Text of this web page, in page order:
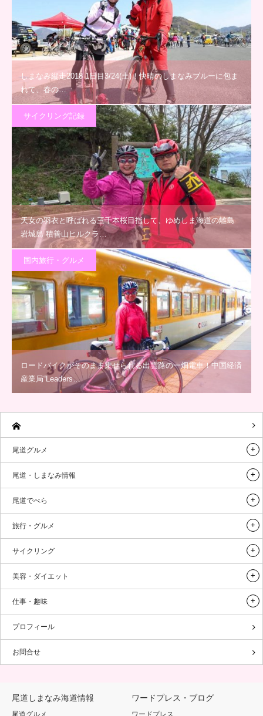
しまなみ縦走2018 1日目3/24(土)！快晴のしまなみブルーに包ま
れて、春の…
サイクリング記録
天女の羽衣と呼ばれる三千本桜目指して、ゆめしま海道の離島
岩城島 積善山ヒルクラ…
国内旅行・グルメ
ロードバイクがそのまま乗せられる出雲路の一畑電車！中国経済
産業局“Leaders…
尾道グルメ
尾道・しまなみ情報
尾道でべら
旅行・グルメ
サイクリング
美容・ダイエット
仕事・趣味
プロフィール
お問合せ
尾道しまなみ海道情報 ワードプレス・ブログ